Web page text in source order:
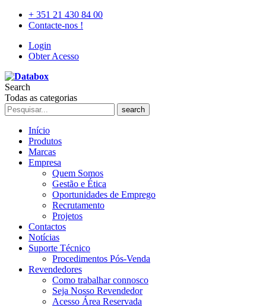
+ 351 21 430 84 00
Contacte-nos !
Login
Obter Acesso
Search
Todas as categorias
search
Início
Produtos
Marcas
Empresa
Quem Somos
Gestão e Ética
Oportunidades de Emprego
Recrutamento
Projetos
Contactos
Notícias
Suporte Técnico
Procedimentos Pós-Venda
Revendedores
Como trabalhar connosco
Seja Nosso Revendedor
Acesso Área Reservada